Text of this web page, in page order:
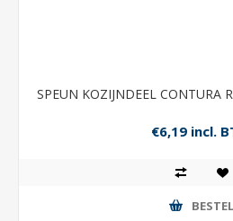
SPEUN KOZIJNDEEL CONTURA
€6,19 incl.
BESTEL